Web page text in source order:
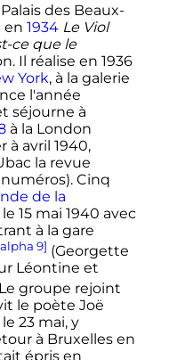
des Beaux-
en 1934 Le Viol
ce que le
Il réalise en 1936
York, à la galerie
l'année
séjourne à
à la London
à avril 1940,
la revue
Cinq
de la
15 mai 1940 avec
à la gare
9] (Georgette
Léontine et
groupe rejoint
le poète Joë
23 mai, y
à Bruxelles en
épris en